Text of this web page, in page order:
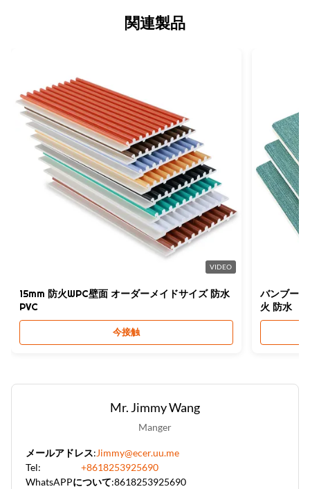
関連製品
VIDEO
15mm 防火WPC壁面 オーダーメイドサイズ 防水
PVC
今接触
バンブー
火 防水
Mr. Jimmy Wang
Manger
メールアドレス:Jimmy@ecer.uu.me
Tel:
+8618253925690
WhatsAPPについて:8618253925690